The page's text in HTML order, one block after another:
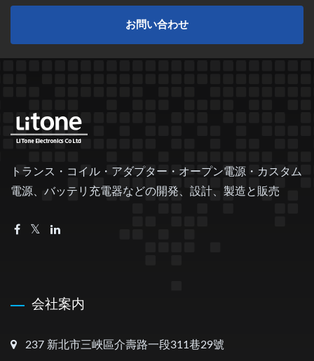
お問い合わせ
トランス・コイル・アダプター・オープン電源・カスタム
電源、バッテリ充電器などの開発、設計、製造と販売
会社案内
237 新北市三峽區介壽路一段311巷29號